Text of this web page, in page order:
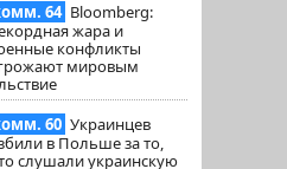
64 Bloomberg:
жара и
конфликты
мировым
60 Украинцев
в Польше за то,
слушали украинскую